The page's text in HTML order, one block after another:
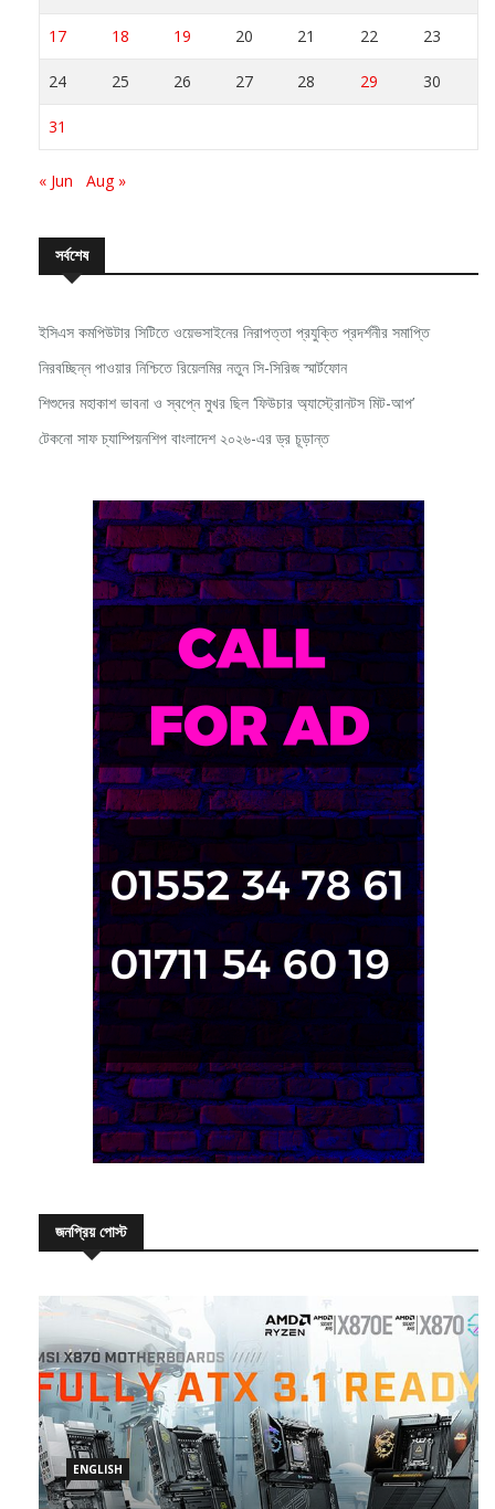
17 18 19 20 21 22 23
24 25 26 27 28 29 30
31
নিরবচ্ছিন্ন পাওয়ার নিশ্চিতে রিয়েলমির নতুন সি-সিরিজ স্মার্টফোন
শিশুদের মহাকাশ ভাবনা ও স্বপ্নে মুখর ছিল ‘ফিউচার অ্যাস্ট্রোনটস মিট-আপ’
টেকনো সাফ চ্যাম্পিয়নশিপ বাংলাদেশ ২০২৬-এর ড্র চূড়ান্ত
ENGLISH
All-New MSI X870E Motherboards- Built